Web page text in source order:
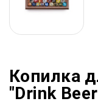
Копилка
"Drink